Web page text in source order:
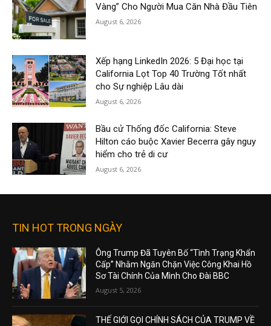
Vàng” Cho Người Mua Căn Nhà Đầu Tiên
August 6, 2026
Xếp hạng LinkedIn 2026: 5 Đại học tại
California Lọt Top 40 Trường Tốt nhất
cho Sự nghiệp Lâu dài
August 6, 2026
Bầu cử Thống đốc California: Steve
Hilton cáo buộc Xavier Becerra gây nguy
hiểm cho trẻ di cư
August 6, 2026
TIN HOT TRONG NGÀY
Ông Trump Đã Tuyên Bố “Tình Trạng Khẩn
Cấp” Nhằm Ngăn Chặn Việc Công Khai Hồ
Sơ Tài Chính Của Mình Cho Đài BBC
August 5, 2026
THẾ GIỚI GỌI CHÍNH SÁCH CỦA TRUMP VỀ